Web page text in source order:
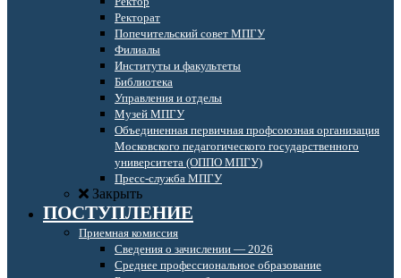
Ректорат
Попечительский совет МПГУ
Филиалы
Институты и факультеты
Библиотека
Управления и отделы
Музей МПГУ
Объединенная первичная профсоюзная организация
Московского педагогического государственного
университета (ОППО МПГУ)
Пресс-служба МПГУ
Закрыть
ПОСТУПЛЕНИЕ
Приемная комиссия
Сведения о зачислении — 2026
Среднее профессиональное образование